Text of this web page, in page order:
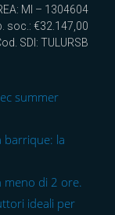
MI – 1304604
soc.: €32.147,00
SDI: TULURSB
summer
barrique: la
meno di 2 ore.
ideali per